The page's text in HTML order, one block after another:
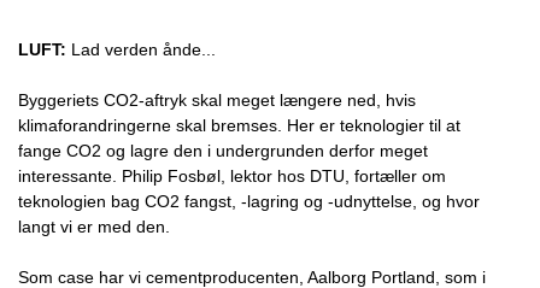
LUFT: Lad verden ånde...
Byggeriets CO2-aftryk skal meget længere ned, hvis
klimaforandringerne skal bremses. Her er teknologier til at
fange CO2 og lagre den i undergrunden derfor meget
interessante. Philip Fosbøl, lektor hos DTU, fortæller om
teknologien bag CO2 fangst, -lagring og -udnyttelse, og hvor
langt vi er med den.
Som case har vi cementproducenten, Aalborg Portland, som i